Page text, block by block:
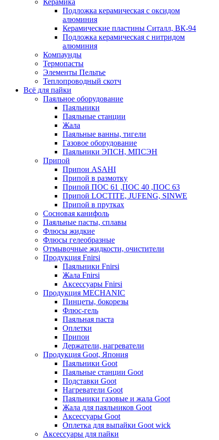
Керамика
Подложка керамическая с оксидом
алюминия
Керамические пластины Ситалл, ВК-94
Подложка керамическая с нитридом
алюминия
Компаунды
Термопасты
Элементы Пельтье
Теплопроводный скотч
Всё для пайки
Паяльное оборудование
Паяльники
Паяльные станции
Жала
Паяльные ванны, тигели
Газовое оборудование
Паяльники ЭПСН, МПСЭН
Припой
Припои ASAHI
Припой в размотку
Припой ПОС 61 ,ПОС 40 ,ПОС 63
Припой LOCTITE, JUFENG, SINWE
Припой в прутках
Сосновая канифоль
Паяльные пасты, сплавы
Флюсы жидкие
Флюсы гелеобразные
Отмывочные жидкости, очистители
Продукция Fnirsi
Паяльники Fnirsi
Жала Fnirsi
Аксессуары Fnirsi
Продукция MECHANIC
Пинцеты, бокорезы
Флюс-гель
Паяльная паста
Оплетки
Припои
Держатели, нагреватели
Продукция Goot, Япония
Паяльники Goot
Паяльные станции Goot
Подставки Goot
Нагреватели Goot
Паяльники газовые и жала Goot
Жала для паяльников Goot
Аксессуары Goot
Оплетка для выпайки Goot wick
Аксессуары для пайки